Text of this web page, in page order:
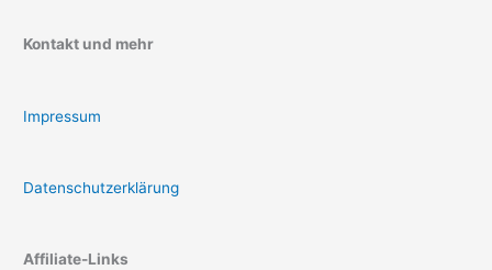
Kontakt und mehr
Impressum
Datenschutzerklärung
Affiliate-Links